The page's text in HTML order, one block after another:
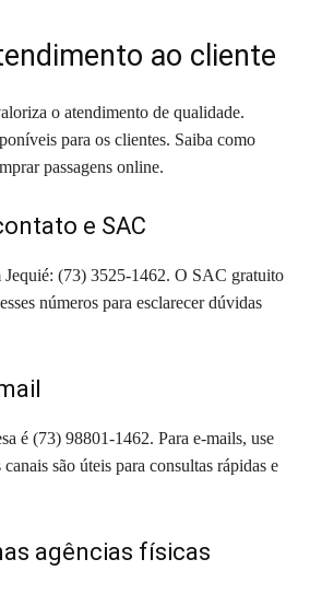
ao cliente
o atendimento de qualidade.
para os clientes. Saiba como
passagens online.
e SAC
Jequié: (73) 3525-1462. O SAC gratuito
números para esclarecer dúvidas
é (73) 98801-1462. Para e-mails, use
são úteis para consultas rápidas e
agências físicas